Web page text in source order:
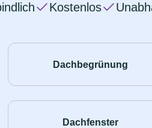
Kostenlos
Dachbegrünung
Dachfenster